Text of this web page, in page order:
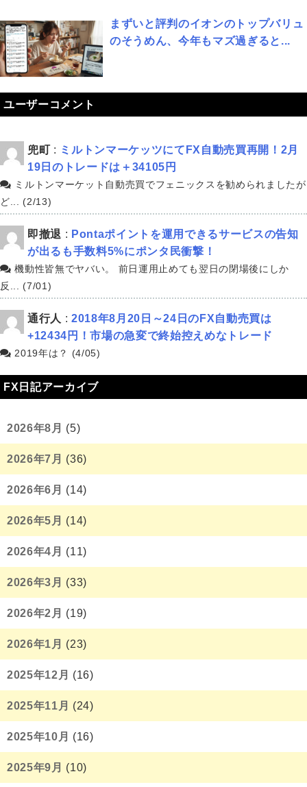
まずいと評判のイオンのトップバリュ
のそうめん、今年もマズ過ぎると...
ユーザーコメント
兜町 : ミルトンマーケッツにてFX自動売買再開！2月
19日のトレードは＋34105円
ミルトンマーケット自動売買でフェニックスを勧められましたが
ど... (2/13)
即撤退 : Pontaポイントを運用できるサービスの告知
が出るも手数料5%にポンタ民衝撃！
機動性皆無でヤバい。 前日運用止めても翌日の閉場後にしか
反... (7/01)
通行人 : 2018年8月20日～24日のFX自動売買は
+12434円！市場の急変で終始控えめなトレード
2019年は？ (4/05)
FX日記アーカイブ
2026年8月 (5)
2026年7月 (36)
2026年6月 (14)
2026年5月 (14)
2026年4月 (11)
2026年3月 (33)
2026年2月 (19)
2026年1月 (23)
2025年12月 (16)
2025年11月 (24)
2025年10月 (16)
2025年9月 (10)